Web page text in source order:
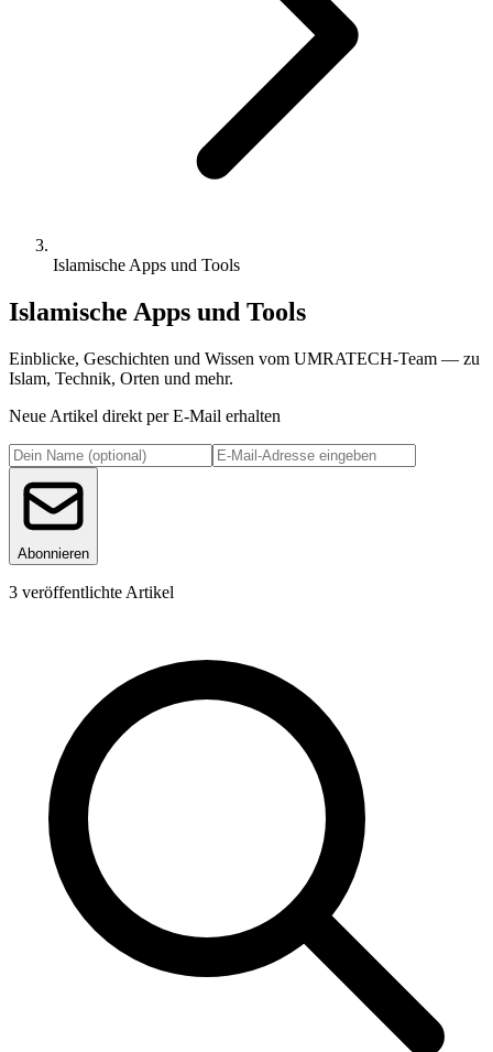
Islamische Apps und Tools
Islamische Apps und Tools
Einblicke, Geschichten und Wissen vom UMRATECH-Team — zu
Islam, Technik, Orten und mehr.
Neue Artikel direkt per E-Mail erhalten
Abonnieren
3 veröffentlichte Artikel